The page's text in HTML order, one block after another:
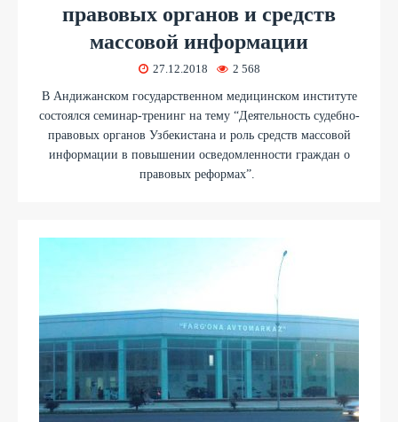
правовых органов и средств
массовой информации
27.12.2018 2 568
В Андижанском государственном медицинском институте
состоялся семинар-тренинг на тему “Деятельность судебно-
правовых органов Узбекистана и роль средств массовой
информации в повышении осведомленности граждан о
правовых реформах”.